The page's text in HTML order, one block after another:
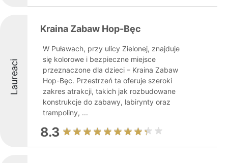
Laureaci
Kraina Zabaw Hop-Bęc
W Puławach, przy ulicy Zielonej, znajduje
się kolorowe i bezpieczne miejsce
przeznaczone dla dzieci – Kraina Zabaw
Hop-Bęc. Przestrzeń ta oferuje szeroki
zakres atrakcji, takich jak rozbudowane
konstrukcje do zabawy, labirynty oraz
trampoliny, ...
8.3